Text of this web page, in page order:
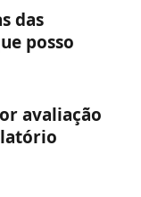
das
posso
avaliação